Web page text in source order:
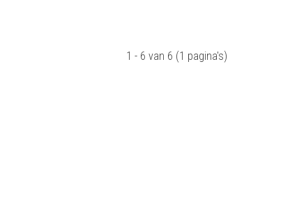
1 - 6 van 6 (1 pagina's)